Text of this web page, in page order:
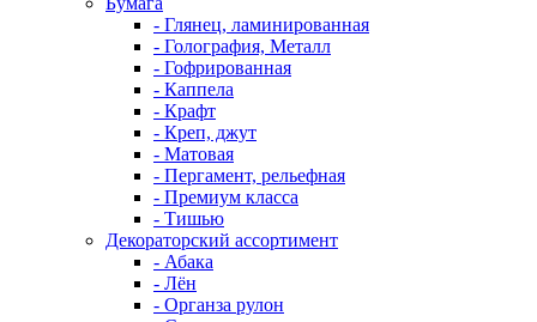
- Глянец, ламинированная
- Голография, Металл
- Гофрированная
- Каппела
- Крафт
- Креп, джут
- Матовая
- Пергамент, рельефная
- Премиум класса
- Тишью
Декораторский ассортимент
- Абака
- Лён
- Органза рулон